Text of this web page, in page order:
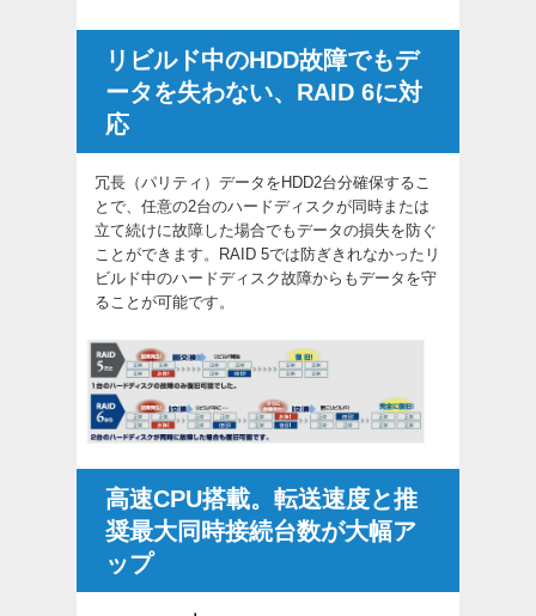
リビルド中のHDD故障でもデ
ータを失わない、RAID 6に対
応
冗長（パリティ）データをHDD2台分確保するこ
とで、任意の2台のハードディスクが同時または
立て続けに故障した場合でもデータの損失を防ぐ
ことができます。RAID 5では防ぎきれなかったリ
ビルド中のハードディスク故障からもデータを守
ることが可能です。
高速CPU搭載。転送速度と推
奨最大同時接続台数が大幅ア
ップ